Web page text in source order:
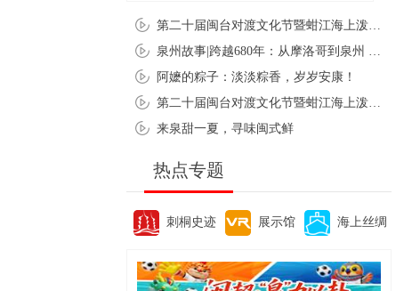
阿嬷的粽子：淡淡粽香，岁岁安康！
来泉甜一夏，寻味闽式鲜
热点专题
刺桐史迹 展示馆 海上丝绸